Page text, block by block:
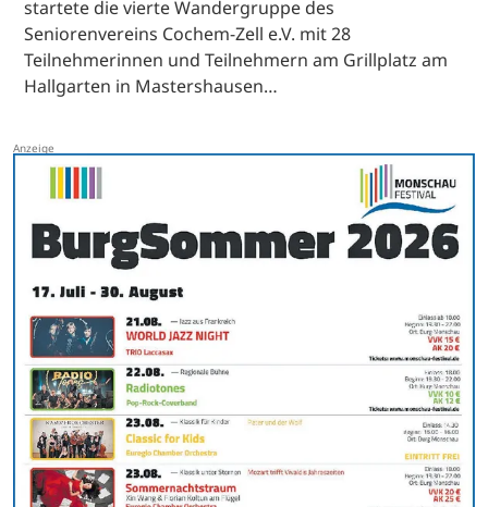
startete die vierte Wandergruppe des
Seniorenvereins Cochem-Zell e.V. mit 28
Teilnehmerinnen und Teilnehmern am Grillplatz am
Hallgarten in Mastershausen…